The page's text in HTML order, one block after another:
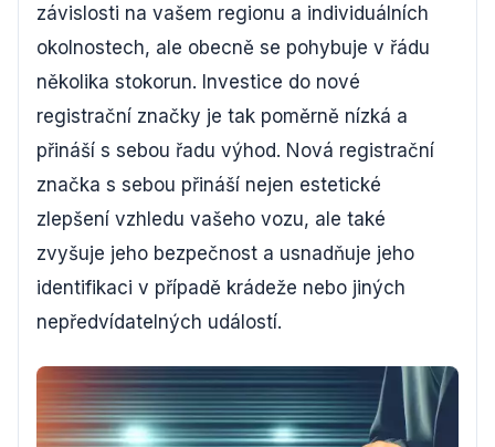
závislosti na vašem regionu a individuálních
okolnostech, ale obecně se pohybuje v řádu
několika stokorun. Investice do nové
registrační značky je tak poměrně nízká a
přináší s sebou řadu výhod. Nová registrační
značka s sebou přináší nejen estetické
zlepšení vzhledu vašeho vozu, ale také
zvyšuje jeho bezpečnost a usnadňuje jeho
identifikaci v případě krádeže nebo jiných
nepředvídatelných událostí.